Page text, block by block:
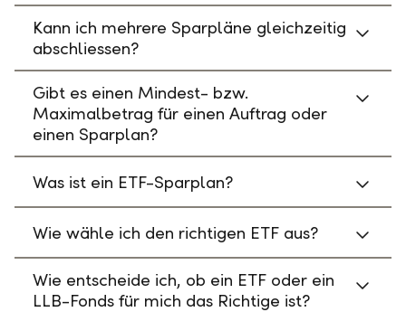
Kann ich mehrere Sparpläne gleichzeitig
abschliessen?
Gibt es einen Mindest- bzw.
Maximalbetrag für einen Auftrag oder
einen Sparplan?
Was ist ein ETF-Sparplan?
Wie wähle ich den richtigen ETF aus?
Wie entscheide ich, ob ein ETF oder ein
LLB-Fonds für mich das Richtige ist?